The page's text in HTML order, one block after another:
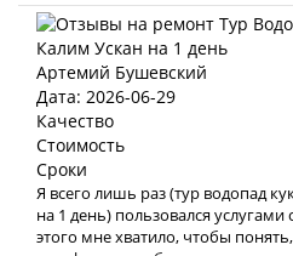
Артемий Бушевский
Дата: 2026-06-29
Качество
Стоимость
Сроки
Я всего лишь раз (тур водопад
на 1 день) пользовался услугами
этого мне хватило, чтобы